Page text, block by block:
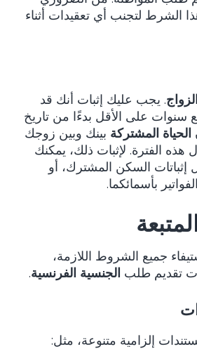
الشرط لتجنب أي تعقيدات أثناء
. يجب عليك إثبات أنك قد
سنوات على الأقل بدءًا من تاريخ
الحياة المشتركة بينك وبين زوجك
الفترة. لإثبات ذلك، يمكنك
السكن المشترك، أو
بأسمائكما.
جميع الشروط اللازمة،
تقديم طلب الجنسية الفرنسية.
إلزامية متنوعة، مثل: